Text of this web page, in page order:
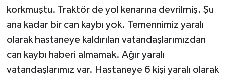
korkmuştu. Traktör de yol kenarına devrilmiş. Şu
ana kadar bir can kaybı yok. Temennimiz yaralı
olarak hastaneye kaldırılan vatandaşlarımızdan
can kaybı haberi almamak. Ağır yaralı
vatandaşlarımız var. Hastaneye 6 kişi yaralı olarak